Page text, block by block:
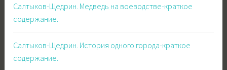
Салтыков-Щедрин. Медведь на воеводстве-краткое
содержание.
Салтыков-Щедрин. История одного города-краткое
содержание.